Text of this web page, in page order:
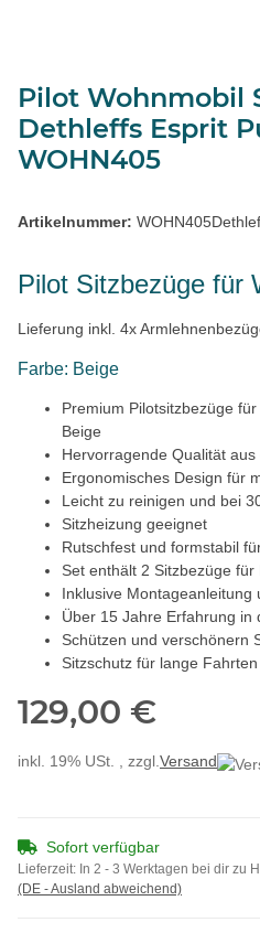
Pilot Wohnmobil
Dethleffs Esprit
WOHN405
Artikelnummer:
Pilot Sitzbezüge für
Lieferung inkl. 4x
Farbe: Beige
Premium Pilotsitzbezüge
Beige
Hervorragende Qualität
Ergonomisches Design für
Leicht zu reinigen und bei
Sitzheizung geeignet
Rutschfest und formstabil
Set enthält 2 Sitzbezüge
Inklusive Montageanleitung
Über 15 Jahre Erfahrung in
Schützen und verschönern
Sitzschutz für lange Fahrten
129,00 €
inkl. 19% USt. , zzgl. Versand
Sofort verfügbar
Lieferzeit: In 2 - 3 Werktagen bei dir zu
(DE - Ausland abweichend)